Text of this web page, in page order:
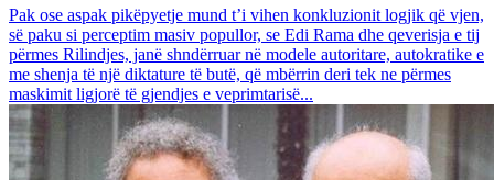
Pak ose aspak pikëpyetje mund t’i vihen konkluzionit logjik që vjen,
së paku si perceptim masiv popullor, se Edi Rama dhe qeverisja e tij
përmes Rilindjes, janë shndërruar në modele autoritare, autokratike e
me shenja të një diktature të butë, që mbërrin deri tek ne përmes
maskimit ligjorë të gjendjes e veprimtarisë...